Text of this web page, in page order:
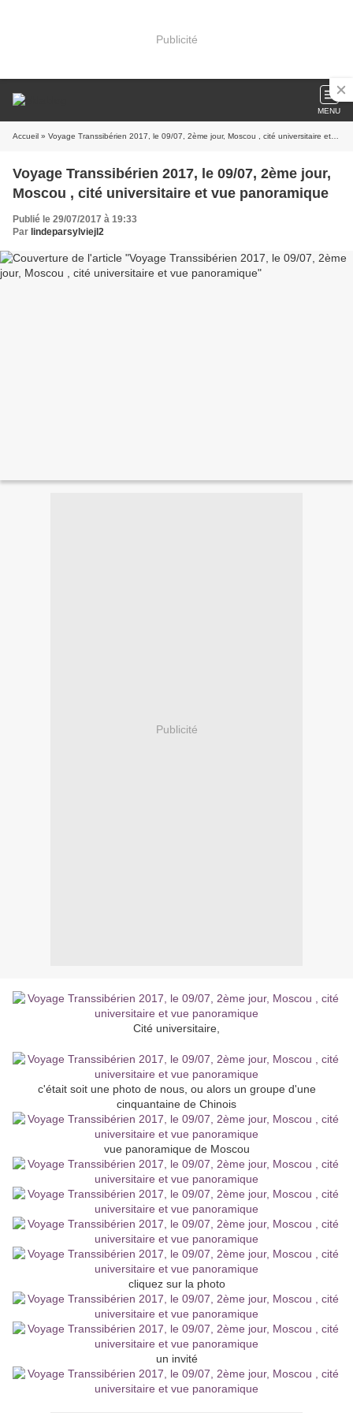
Publicité
MENU
Accueil » Voyage Transsibérien 2017, le 09/07, 2ème jour, Moscou , cité universitaire et vue panoramique
Voyage Transsibérien 2017, le 09/07, 2ème jour,
Moscou , cité universitaire et vue panoramique
Publié le 29/07/2017 à 19:33
Par lindeparsylviejl2
Publicité
Cité universitaire,
c'était soit une photo de nous, ou alors un groupe d'une
cinquantaine de Chinois
vue panoramique de Moscou
cliquez sur la photo
un invité